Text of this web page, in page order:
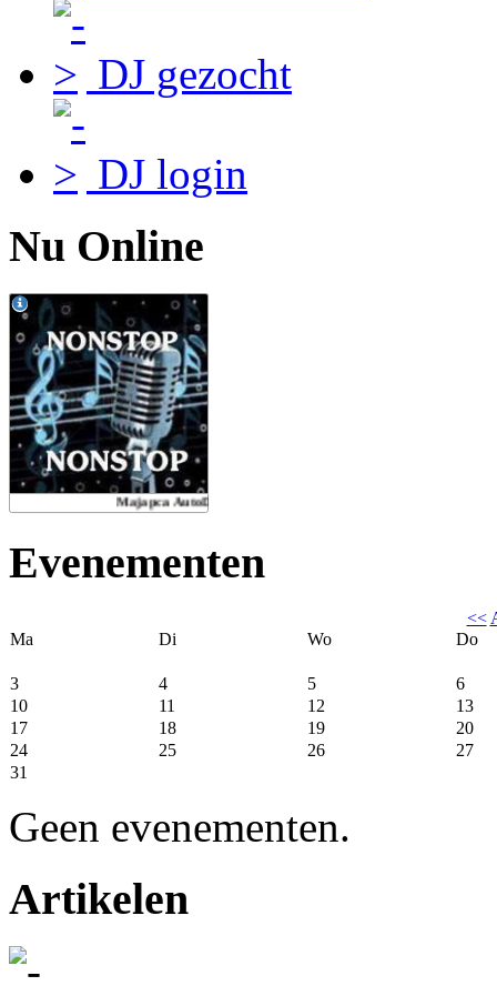
DJ gezocht
DJ login
Nu Online
Evenementen
<<
Ma
Di Wo Do
3 4 5
6
10
11 12
13
17
18 19
20
24
25 26
27
31
Geen evenementen.
Artikelen